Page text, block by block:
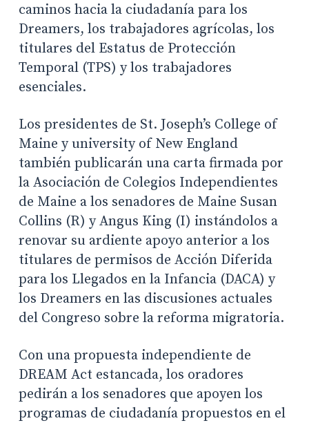
caminos hacia la ciudadanía para los
Dreamers, los trabajadores agrícolas, los
titulares del Estatus de Protección
Temporal (TPS) y los trabajadores
esenciales.
Los presidentes de St. Joseph’s College of
Maine y university of New England
también publicarán una carta firmada por
la Asociación de Colegios Independientes
de Maine a los senadores de Maine Susan
Collins (R) y Angus King (I) instándolos a
renovar su ardiente apoyo anterior a los
titulares de permisos de Acción Diferida
para los Llegados en la Infancia (DACA) y
los Dreamers en las discusiones actuales
del Congreso sobre la reforma migratoria.
Con una propuesta independiente de
DREAM Act estancada, los oradores
pedirán a los senadores que apoyen los
programas de ciudadanía propuestos en el